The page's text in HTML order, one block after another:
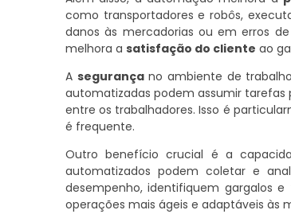
como transportadores e robôs,
danos às mercadorias ou em erros
melhora a satisfação do cliente ao
A segurançano ambiente de
automatizadas podem assumir tarefas
entre os trabalhadores. Isso é
é frequente.
Outro benefício crucial é a
automatizados podem coletar e
desempenho, identifiquem gargalos
operações mais ágeis e adaptáveis às